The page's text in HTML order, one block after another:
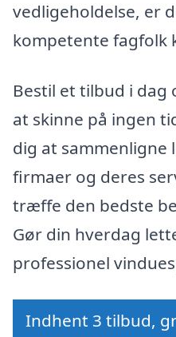
vedligeholdelse, er
kompetente fagfolk
Bestil et tilbud i dag
at skinne på ingen
dig at sammenligne
firmaer og deres
træffe den bedste
Gør din hverdag
professionel
Indhent 3 tilbud,